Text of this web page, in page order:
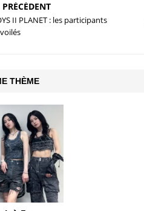
PRÉCÉDENT
II PLANET : les participants
THÈME